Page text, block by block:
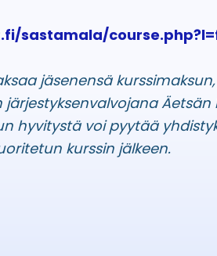
sastamala/
jäsenensä
Äetsän
hyvitystä voi pyytää
kurssin jälkeen.